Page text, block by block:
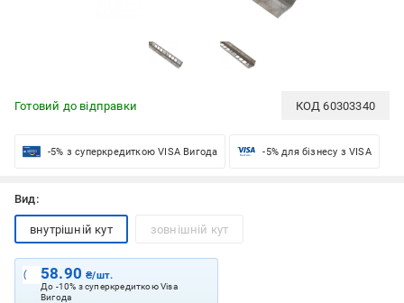
Готовий до відправки КОД60303340
-5% з суперкредиткою VISA Вигода -5% для бізнесу з VISA
Вид:
внутрішній кут зовнішній кут
58.90₴/шт.
До -10% з суперкредиткою Visa
Вигода